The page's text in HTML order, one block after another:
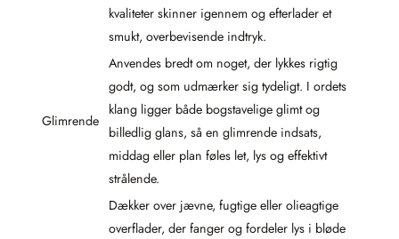
kvaliteter skinner igennem og efterlader et
smukt, overbevisende indtryk.
Glimrende
Anvendes bredt om noget, der lykkes rigtig
godt, og som udmærker sig tydeligt. I ordets
klang ligger både bogstavelige glimt og
billedlig glans, så en glimrende indsats,
middag eller plan føles let, lys og effektivt
strålende.
Dækker over jævne, fugtige eller olieagtige
overflader, der fanger og fordeler lys i bløde